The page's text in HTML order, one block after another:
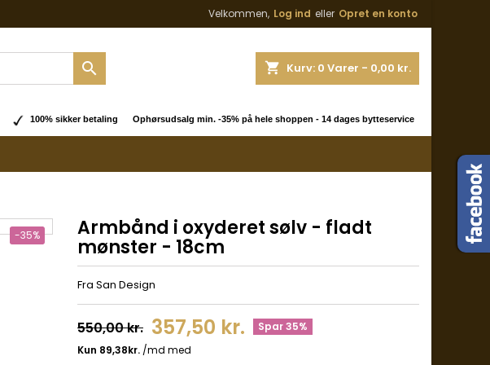
Velkommen, Log ind eller Opret en konto
shopping_cart Kurv: 0 Varer - 0,00 kr.

100% sikker betaling Ophørsudsalg min. -35% på hele shoppen - 14 dages bytteservice
-35% Armbånd i oxyderet sølv - fladt
mønster - 18cm
Fra San Design
550,00 kr. 357,50 kr. Spar 35%